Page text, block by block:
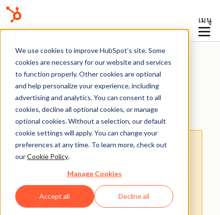
We use cookies to improve HubSpot’s site. Some
cookies are necessary for our website and services
to function properly. Other cookies are optional
and help personalize your experience, including
advertising and analytics. You can consent to all
cookies, decline all optional cookies, or manage
optional cookies. Without a selection, our default
cookie settings will apply. You can change your
preferences at any time. To learn more, check out
ourCookie Policy.
Manage Cookies
Accept all Decline all
เมนู
ฐานความรู้
อีเมลการตลาด
โปรดทราบ::
บทความนี้จัดทำขึ้นเพื่อความ
สะดวกของคุณ
ฉบับทางการที่คุณสามารถค้นหาข้อมูลล่าสุดได้
มากที่สุด คุณสามารถเข้าถึงได้ที่นี่